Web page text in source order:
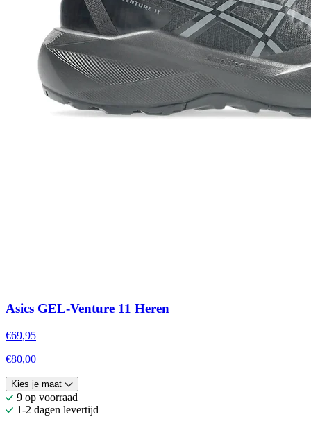
Asics GEL-Venture 11 Heren
€69,95
€80,00
Kies je maat
9 op voorraad
1-2 dagen levertijd